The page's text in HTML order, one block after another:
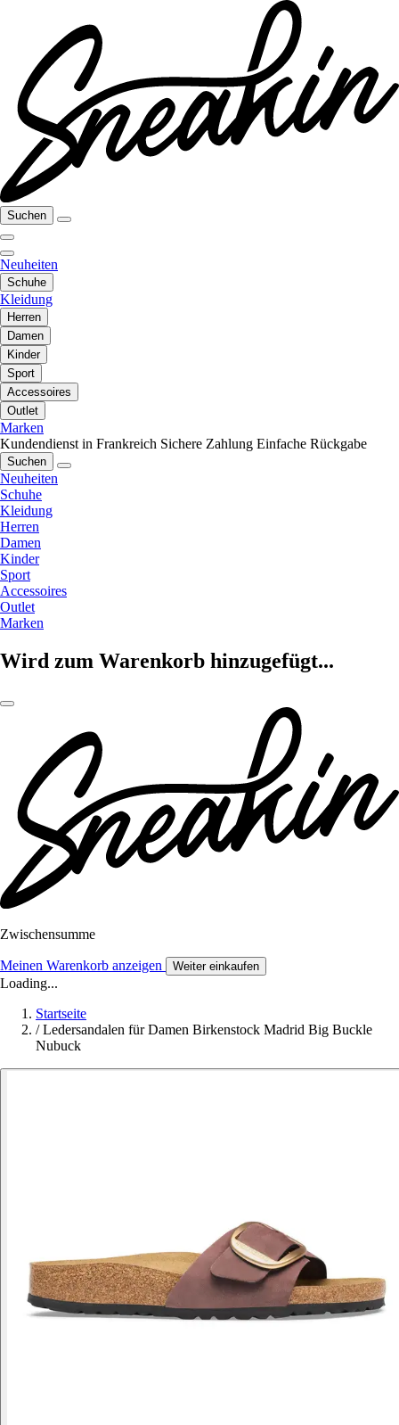
Suchen
Neuheiten
Schuhe
Kleidung
Herren
Damen
Kinder
Sport
Accessoires
Outlet
Marken
Kundendienst in Frankreich Sichere Zahlung Einfache Rückgabe
Suchen
Neuheiten
Schuhe
Kleidung
Herren
Damen
Kinder
Sport
Accessoires
Outlet
Marken
Wird zum Warenkorb hinzugefügt...
Zwischensumme
Meinen Warenkorb anzeigen Weiter einkaufen
Loading...
Startseite
/ Ledersandalen für Damen Birkenstock Madrid Big Buckle
Nubuck